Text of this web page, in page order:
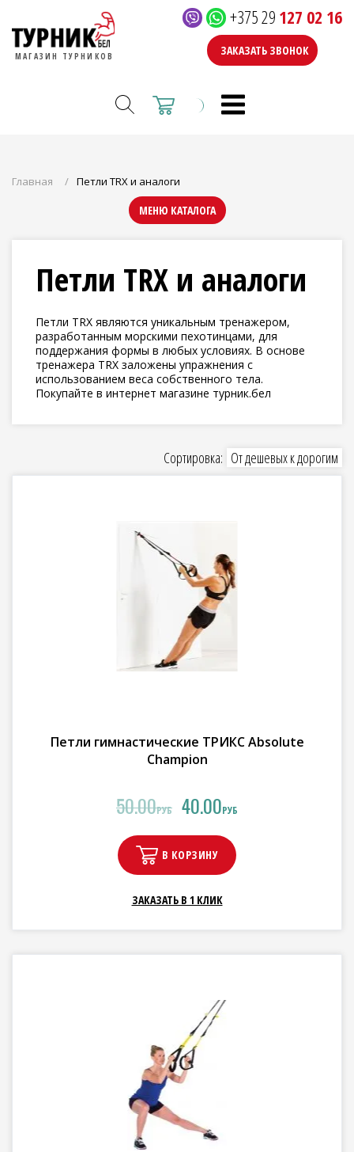
МАГАЗИН ТУРНИКОВ
+375 29 127 02 16
ЗАКАЗАТЬ ЗВОНОК
Главная Петли TRX и аналоги
МЕНЮ КАТАЛОГА
Петли TRX и аналоги
Петли TRX являются уникальным тренажером,
разработанным морскими пехотинцами, для
поддержания формы в любых условиях. В основе
тренажера TRX заложены упражнения с
использованием веса собственного тела.
Покупайте в интернет магазине турник.бел
Сортировка: От дешевых к дорогим
Петли гимнастические ТРИКC Absolute
Champion
50.00РУБ 40.00РУБ
В КОРЗИНУ
ЗАКАЗАТЬ В 1 КЛИК